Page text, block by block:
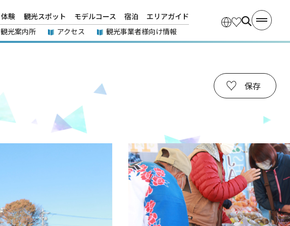
体験 観光スポット モデルコース 宿泊
エリアガイド
観光案内所 アクセス 観光事業者様向け情報
保存